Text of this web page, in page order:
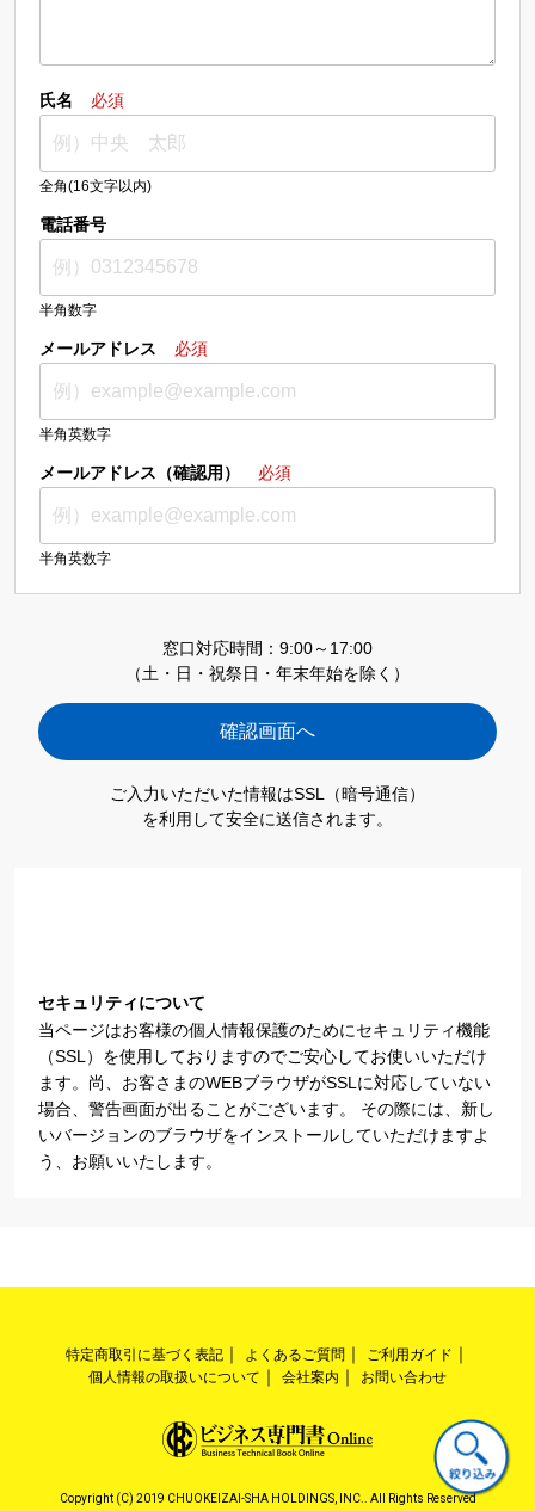
氏名 必須
全角(16文字以内)
電話番号
半角数字
メールアドレス 必須
半角英数字
メールアドレス（確認用） 必須
半角英数字
窓口対応時間：9:00～17:00
（土・日・祝祭日・年末年始を除く）
ご入力いただいた情報はSSL（暗号通信）
を利用して安全に送信されます。
セキュリティについて
当ページはお客様の個人情報保護のためにセキュリティ機能
（SSL）を使用しておりますのでご安心してお使いいただけ
ます。尚、お客さまのWEBブラウザがSSLに対応していない
場合、警告画面が出ることがございます。 その際には、新し
いバージョンのブラウザをインストールしていただけますよ
う、お願いいたします。
特定商取引に基づく表記 よくあるご質問
ご利用ガイド
個人情報の取扱いについて
会社案内 お問い合わせ
Copyright (C) 2019 CHUOKEIZAI-SHA HOLDINGS, INC.. All Rights Reserved